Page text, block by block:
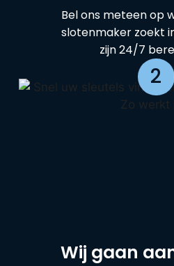
Bel ons meteen op
slotenmaker zoekt
zijn 24/7
2
Wij gaan